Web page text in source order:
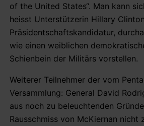
of the United States“. Man kann
heisst Unterstützerin Hillary
Präsidentschaftskandidatur,
wie einen weiblichen
Schienbein der Militärs vorstellen.
Weiterer Teilnehmer der vom
Versammlung: General David
aus noch zu beleuchtenden
Rausschmiss von McKiernan nicht